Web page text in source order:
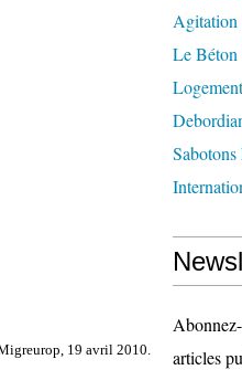
19 avril 2010.
Agitation
Le Béton
articles